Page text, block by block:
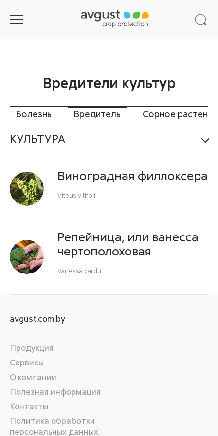
Вредители культур
Болезнь Вредитель Сорное растение
КУЛЬТУРА
Виноградная филлоксера
Viteus vitifolii
Репейница, или ванесса
чертополоховая
Vanessa cardui
avgust.com.by
Продукция
Сервисы
О компании
Полезная информация
Контакты
Политика обработки
персональных данных